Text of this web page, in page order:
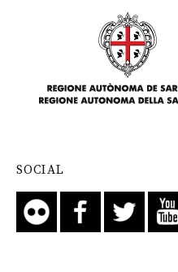
SOCIAL